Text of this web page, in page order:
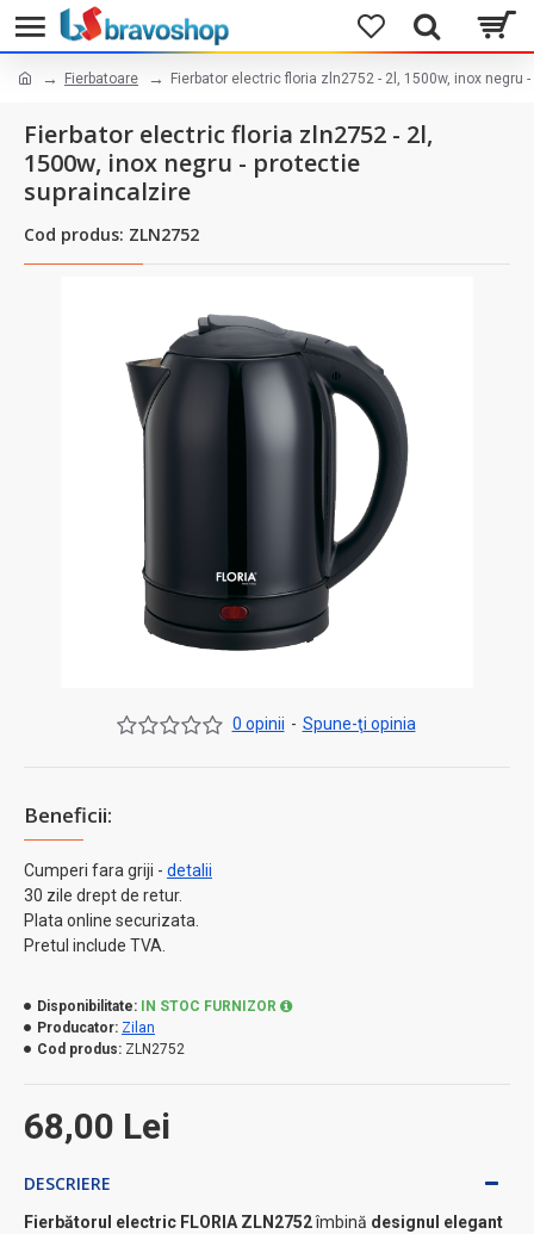
Fierbatoare Fierbator electric floria zln2752 - 2l, 1500w, inox negru
Fierbator electric floria zln2752 - 2l,
1500w, inox negru - protectie
supraincalzire
Cod produs: ZLN2752
Beneficii:
Cumperi fara griji - detalii
30 zile drept de retur.
Plata online securizata.
Pretul include TVA.
0 opinii - Spune-ţi opinia
68,00 Lei
Disponibilitate:
IN STOC FURNIZOR
Producator: Zilan
Cod produs: ZLN2752
DESCRIERE
Fierbătorul electric FLORIA ZLN2752îmbină designul elegant